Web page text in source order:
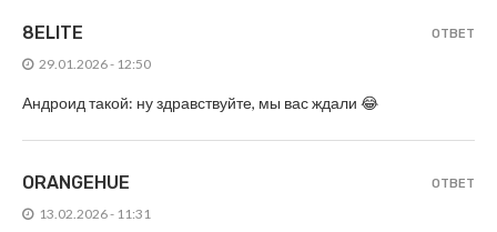
8ELITE
29.01.2026 - 12:50
Андроид такой: ну здравствуйте, мы вас ждали 😂
ОТВЕТ
ORANGEHUE
13.02.2026 - 11:31
ОТВЕТ